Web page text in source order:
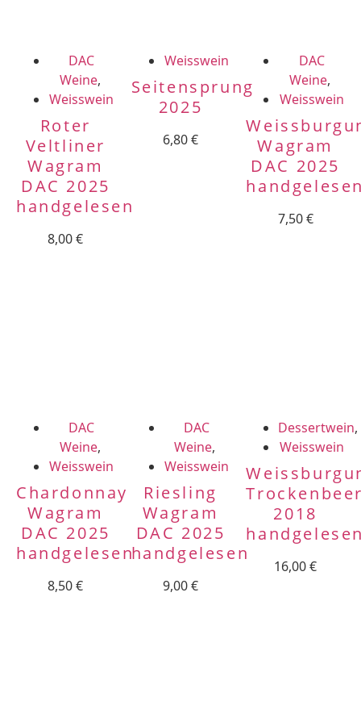
DAC
Weine,
Weisswein
Roter
Veltliner
Wagram
DAC 2025
handgelesen
8,00€
Weisswein
Seitensprung
2025
6,80€
DAC
Weine,
Weisswein
Wagram
DAC 2025
7,50€
DAC
Weine,
Weisswein
Chardonnay
Wagram
DAC 2025
handgelesen
8,50€
DAC
Weine,
Weisswein
Riesling
Wagram
DAC 2025
handgelesen
9,00€
Dessertwein,
Weisswein
2018
16,00€